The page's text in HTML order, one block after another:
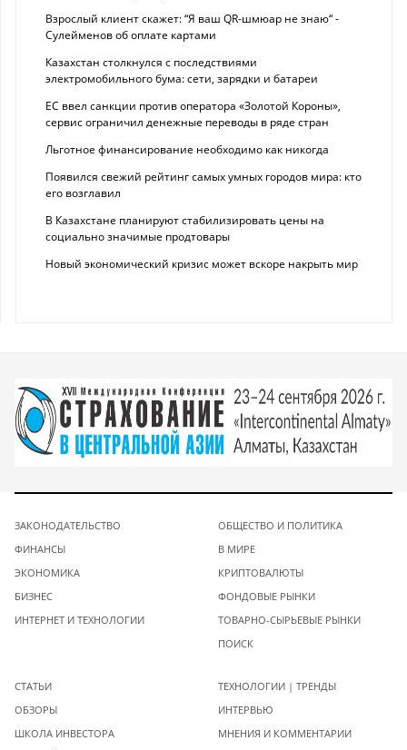
Взрослый клиент скажет: “Я ваш QR-шмюар не знаю“ -
Сулейменов об оплате картами
Казахстан столкнулся с последствиями
электромобильного бума: сети, зарядки и батареи
ЕС ввел санкции против оператора «Золотой Короны»,
сервис ограничил денежные переводы в ряде стран
Льготное финансирование необходимо как никогда
Появился свежий рейтинг самых умных городов мира: кто
его возглавил
В Казахстане планируют стабилизировать цены на
социально значимые продтовары
Новый экономический кризис может вскоре накрыть мир
ЗАКОНОДАТЕЛЬСТВО
ФИНАНСЫ
ЭКОНОМИКА
БИЗНЕС
ИНТЕРНЕТ И ТЕХНОЛОГИИ
ОБЩЕСТВО И ПОЛИТИКА
В МИРЕ
КРИПТОВАЛЮТЫ
ФОНДОВЫЕ РЫНКИ
ТОВАРНО-СЫРЬЕВЫЕ РЫНКИ
ПОИСК
СТАТЬИ
ОБЗОРЫ
ШКОЛА ИНВЕСТОРА
ТЕХНОЛОГИИ | ТРЕНДЫ
ИНТЕРВЬЮ
МНЕНИЯ И КОММЕНТАРИИ